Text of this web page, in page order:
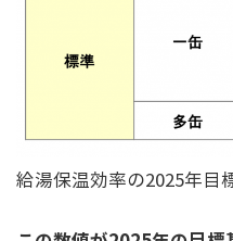
給湯保温効率の2025年目